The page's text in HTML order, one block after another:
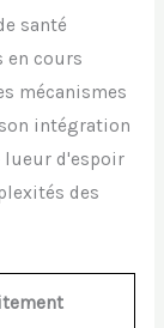
santé
en cours
mécanismes
intégration
d'espoir
des